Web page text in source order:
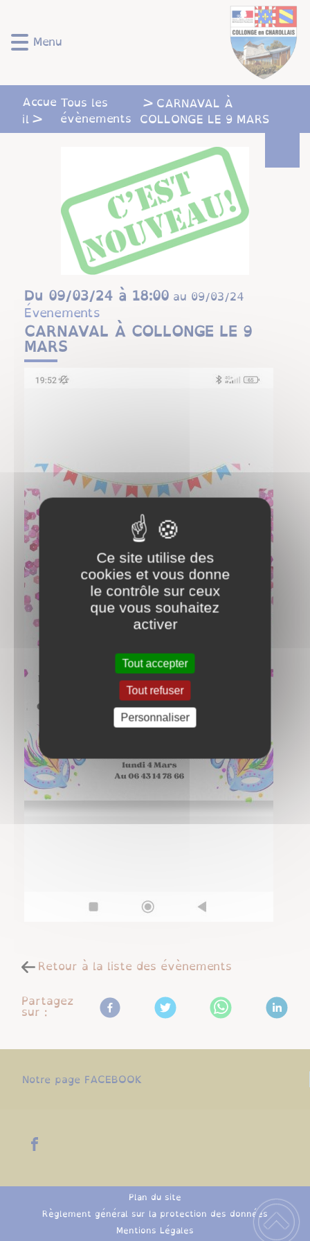
rapide
au
rapide
au
principal
rapide
recherche
rapide
au
de
page
Menu
Accue
il
Tous les
évènements
CARNAVAL À
COLLONGE LE 9 MARS
Du 09/03/24 à 18:00 au 09/03/24
Évenements
CARNAVAL À COLLONGE LE 9
MARS
Retour à la liste des évènements
Partagez
sur :
Notre page FACEBOOK
Plan du site
Règlement général sur la protection des données
Mentions Légales
Ce site utilise des
cookies et vous donne
le contrôle sur ceux
que vous souhaitez
activer
Tout accepter
Tout refuser
Personnaliser